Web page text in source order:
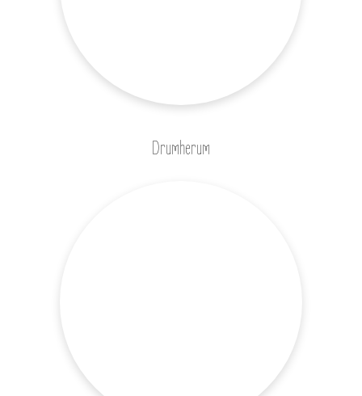
Drumherum